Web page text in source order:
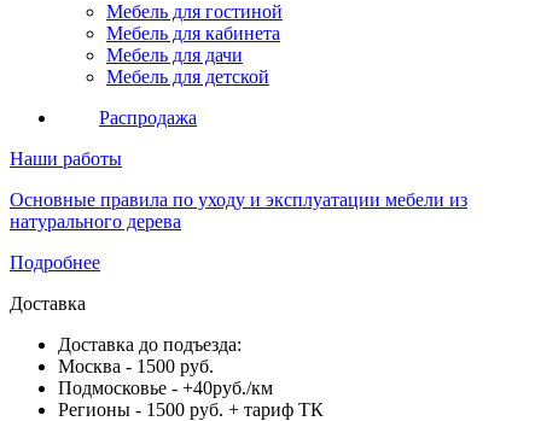
Мебель для гостиной
Мебель для кабинета
Мебель для дачи
Мебель для детской
Распродажа
Наши работы
Основные правила по уходу и эксплуатации мебели из
натурального дерева
Подробнее
Доставка
Доставка до подъезда:
Москва - 1500 руб.
Подмосковье - +40руб./км
Регионы - 1500 руб. + тариф ТК